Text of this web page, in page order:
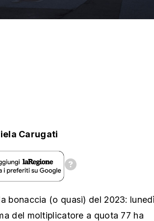
Carugati
bonaccia (o quasi) del 2023: lunedì
del moltiplicatore a quota 77 ha